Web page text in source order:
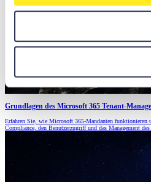
Grundlagen des Microsoft 365 Tenant-
Erfahren Sie, wie Microsoft 365-Mandanten
Compliance, den Benutzerzugriff und das Management